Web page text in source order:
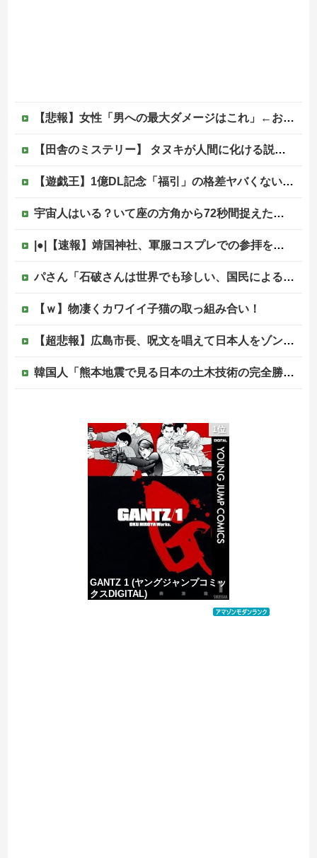
【悲報】女性「男への最大ダメージはこれ」←お前ら耐えられる？
【田舎のミステリー】 タヌキが人間に化ける説、これ多分マジ
【遊戯王】1億DL記念「福引」の格差ヤバくない！？
宇宙人はいる？いて座の方角から72秒間捉えた強い電波、50年間正体分からぬ「Wow！信号」他
|●|【速報】靖国神社、軍服コスプレでの参拝を禁止へ
パさん「石破さんは世界でも珍しい、国民による石破辞めるなデモが自然発生した総理大臣です」
【ｗ】物凄くカワイイ子猫の取っ組み合い！
【超悲報】広島市長、呪文を唱えて日本人をゾンビ化させていると非難されてしまう
韓国人「熊本地震で見る日本の土木技術の完全勝利をご覧ください」→「これはすごいわ」「こういうのを見ると日本人は何か適当に作る感じがしない・・・」...
佐藤二朗、橋本愛との騒動で主演映画が完全白紙へｗｗｗｗｗ
PTA会長「PTA参加拒否した親へ最終警告。こうなってもいい？」
中国の海水浴場の映像があまりにも・・・
1位
GANTZ 1 (ヤングジャンプコミッ
クスDIGITAL)
価格：¥100